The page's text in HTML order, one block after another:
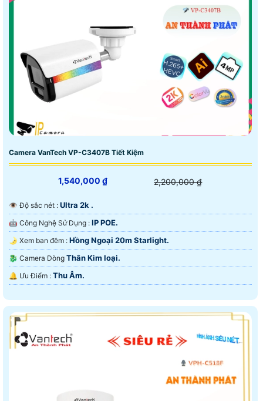
Camera VanTech VP-C3407B Tiết Kiệm
1,540,000 ₫ 2,200,000 ₫
👁 Độ sắc nét : Ultra 2k .
🤖️ Công Nghệ Sử Dụng : IP POE.
🌛 Xem ban đêm : Hồng Ngoại 20m Starlight.
🐉️ Camera Dòng Thân Kim loại.
️🔔 Ưu Điểm : Thu Âm.